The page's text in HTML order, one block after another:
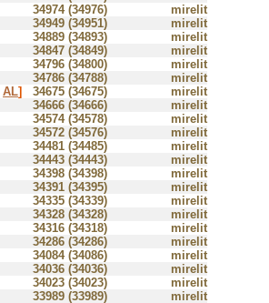
34974 (34976)
mirelit
34949 (34951)
mirelit
34889 (34893)
mirelit
34847 (34849)
mirelit
34796 (34800)
mirelit
34786 (34788)
mirelit
AL] 34675 (34675)
mirelit
34666 (34666)
mirelit
34574 (34578)
mirelit
34572 (34576)
mirelit
34481 (34485)
mirelit
34443 (34443)
mirelit
34398 (34398)
mirelit
34391 (34395)
mirelit
34335 (34339)
mirelit
34328 (34328)
mirelit
34316 (34318)
mirelit
34286 (34286)
mirelit
34084 (34086)
mirelit
34036 (34036)
mirelit
34023 (34023)
mirelit
33989 (33989)
mirelit